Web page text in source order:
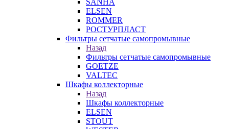
SANHA
ELSEN
ROMMER
РОСТУРПЛАСТ
Фильтры сетчатые самопромывные
Назад
Фильтры сетчатые самопромывные
GOETZE
VALTEC
Шкафы коллекторные
Назад
Шкафы коллекторные
ELSEN
STOUT